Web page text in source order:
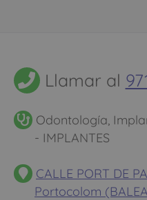
Llamar al
Odontología,
- IMPLANTES
CALLE PORT DE
Portocolom